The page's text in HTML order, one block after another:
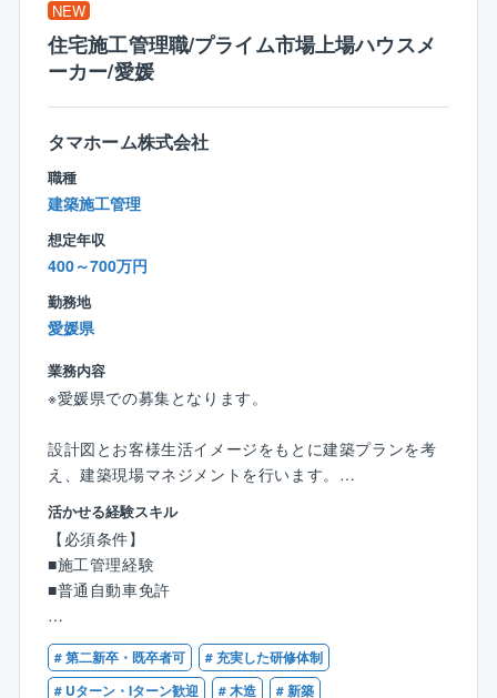
プローチとなりますので、すべて既存のお客様となり
基本的に関係性が良い方が多いです。
電話/メール等で問い合わせがあったお客様へのリフォ
ーム工事のご提案となり、一部、店舗へ新規来場した
お客様を対応する場合もあります。
月に3～4件のアプローチを行います。※支店ごとに変動
■働き方：
残業は月あたり10～20時間程度となり、支店は18時に
クローズするため、基本18時帰りが可能です。
■稼いでいる方の例：
15年目 係長／年収1,633万円（月収43.4万円＋歩合
＋賞与＋残業代）
７年目 係長／年収1,035万円（月収30.8万円＋歩合＋
賞与＋残業代）
賞与＋残業代）
２年目 主任／年収862万円（月収29.5万円＋歩合＋
賞与＋残業代）
■福利厚生：
住宅手当、子ども同伴勤務制度、半日/時間単位有給休
暇制度など福利厚生の充実度向上を図り、従業員が健
康で安心して働ける環境の整備への取り組みをより一
層積極的、継続的に推進してまいります。
NEW
住宅施工管理職/プライム市場上場ハウスメ
ーカー/愛媛
タマホーム株式会社
職種
建築施工管理
想定年収
400～700万円
勤務地
愛媛県
業務内容
※愛媛県での募集となります。
設計図とお客様生活イメージをもとに建築プランを考
え、建築現場マネジメントを行います。
契約成立後現場下見から始まり、お客様理想を形にす
る仕事です。
【業務内容】
●建築現場確認
●建築材料、色決め、電気配線等打ち合わせ
●工事スケジュール、予算、品質管理
●協力業者、職人方々と打ち合わせ等
活かせる経験スキル
【必須条件】
■施工管理経験
■普通自動車免許
【歓迎条件】
■一級、二級建築士又は1級建築施工管理技士の資格を
お持ちの方
# 第二新卒・既卒者可
# 充実した研修体制
# Uターン・Iターン歓迎
# 木造 # 新築